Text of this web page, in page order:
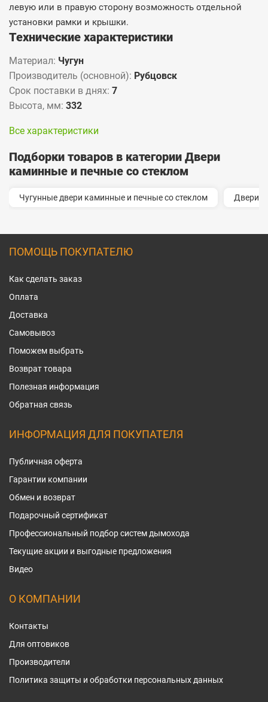
левую или в правую сторону возможность отдельной
установки рамки и крышки.
Технические характеристики
Материал: Чугун
Производитель (основной): Рубцовск
Срок поставки в днях: 7
Высота, мм: 332
Все характеристики
Подборки товаров в категории Двери
каминные и печные со стеклом
Чугунные двери каминные и печные со стеклом Двери
ПОМОЩЬ ПОКУПАТЕЛЮ
Как сделать заказ
Оплата
Доставка
Самовывоз
Поможем выбрать
Возврат товара
Полезная информация
Обратная связь
ИНФОРМАЦИЯ ДЛЯ ПОКУПАТЕЛЯ
Публичная оферта
Гарантии компании
Обмен и возврат
Подарочный сертификат
Профессиональный подбор систем дымохода
Текущие акции и выгодные предложения
Видео
О КОМПАНИИ
Контакты
Для оптовиков
Производители
Политика защиты и обработки персональных данных